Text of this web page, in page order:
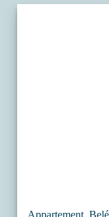
Appartement,